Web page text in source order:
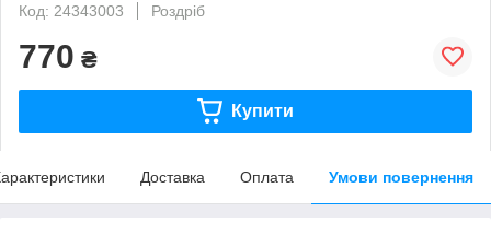
Код: 24343003
Роздріб
770 ₴
Купити
Доставка Оплата Умови повернення